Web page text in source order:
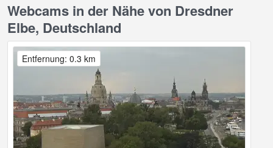
Webcams in der Nähe von Dresdner
Elbe, Deutschland
Entfernung: 0.3 km